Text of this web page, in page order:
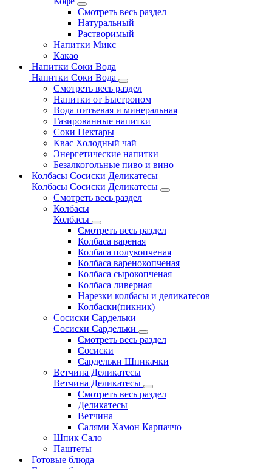
Смотреть весь раздел
Натуральный
Растворимый
Напитки Микс
Какао
Напитки Соки Вода
Напитки Соки Вода
Смотреть весь раздел
Напитки от Быстроном
Вода питьевая и минеральная
Газированные напитки
Соки Нектары
Квас Холодный чай
Энергетические напитки
Безалкогольные пиво и вино
Колбасы Сосиски Деликатесы
Колбасы Сосиски Деликатесы
Смотреть весь раздел
Колбасы
Колбасы
Смотреть весь раздел
Колбаса вареная
Колбаса полукопченая
Колбаса варенокопченая
Колбаса сырокопченая
Колбаса ливерная
Нарезки колбасы и деликатесов
Колбаски(пикник)
Сосиски Сардельки
Сосиски Сардельки
Смотреть весь раздел
Сосиски
Сардельки Шпикачки
Ветчина Деликатесы
Ветчина Деликатесы
Смотреть весь раздел
Деликатесы
Ветчина
Салями Хамон Карпаччо
Шпик Сало
Паштеты
Готовые блюда